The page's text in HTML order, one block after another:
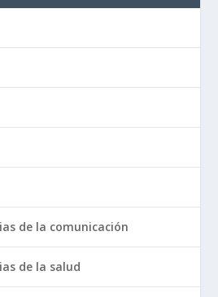
de la comunicación
de la salud